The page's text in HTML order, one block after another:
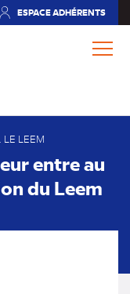
ESPACE ADHÉRENTS
(NOUVEL
LE LEEM
entre au
du Leem